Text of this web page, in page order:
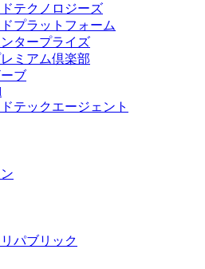
テクノロジーズ
プラットフォーム
タープライズ
ミアム倶楽部
ブ
テックエージェント
パブリック